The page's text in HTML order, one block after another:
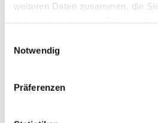
weiteren Daten zusammen, die
Notwendig
Präferenzen